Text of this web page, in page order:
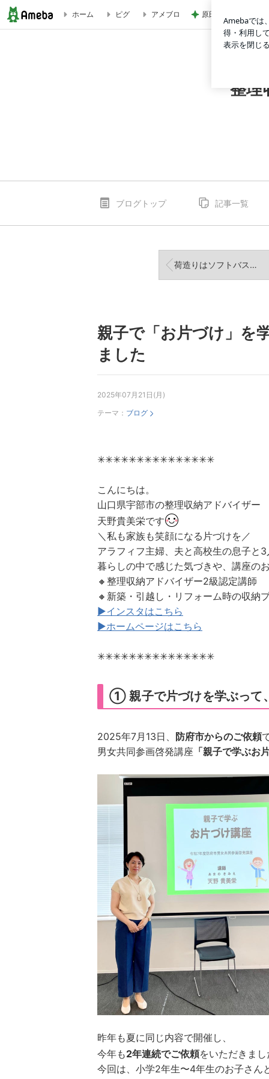
【親子講座】親子で学ぶお片づけ｜防府市で開催しました |
ホーム ピグ アメブロ 原田龍二の妻 新し
整理
ブログトップ 記事一覧
荷造りはソフトバスケットでラクに♪
親子で「お片づけ」を
ました
2025年07月21日(月)
テーマ： ブログ
✳︎✳︎✳︎✳︎✳︎✳︎✳︎✳︎✳︎✳︎✳︎✳︎✳︎✳︎✳︎
こんにちは。
山口県宇部市の整理収納アドバイザー
天野貴美栄です
＼私も家族も笑顔になる片づけを／
アラフィフ主婦、夫と高校生の息子と
暮らしの中で感じた気づきや、講座の
🔸整理収納アドバイザー2級認定講師
🔸新築・引越し・リフォーム時の収納
▶インスタはこちら
▶ホームページはこちら
✳︎✳︎✳︎✳︎✳︎✳︎✳︎✳︎✳︎✳︎✳︎✳︎✳︎✳︎✳︎
① 親子で片づけを学ぶって
2025年7月13日、 防府市からのご依頼
男女共同参画啓発講座 「親子で学ぶお
昨年も夏に同じ内容で開催し、
今年も2年連続でご依頼をいただきまし
今回は、小学2年生〜4年生のお子さん